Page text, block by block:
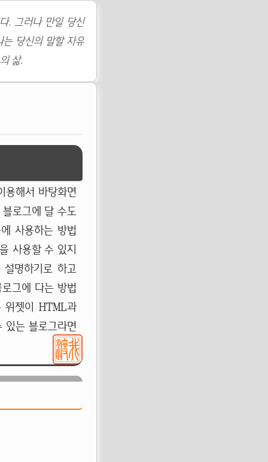
. 그러나 만일 당신
당신의 말할 자유
삶.
용해서 바탕화면
로그에 달 수도
사용하는 방법
사용할 수 있지
명하기로 하고
그에 다는 방법
위젯이 HTML과
있는 블로그라면